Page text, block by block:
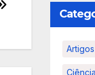
Artigos
Ciência